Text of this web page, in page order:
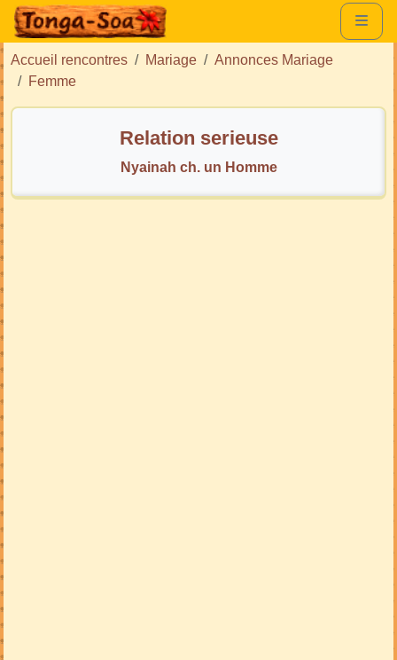
Accueil rencontres Mariage
Annonces Mariage
Femme
Relation serieuse
Nyainah ch. un Homme